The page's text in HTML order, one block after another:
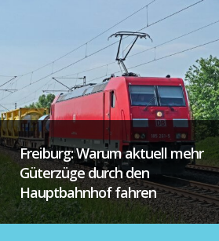
Freiburg: Warum aktuell mehr
Güterzüge durch den
Hauptbahnhof fahren